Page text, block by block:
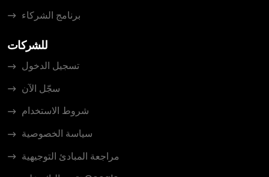
برنامج الشركاء
للشركات
تسجيل الدخول
سجّل الآن
شروط الاستخدام
سياسة الخصوصية
مراجعة المبادئ التوجيهية